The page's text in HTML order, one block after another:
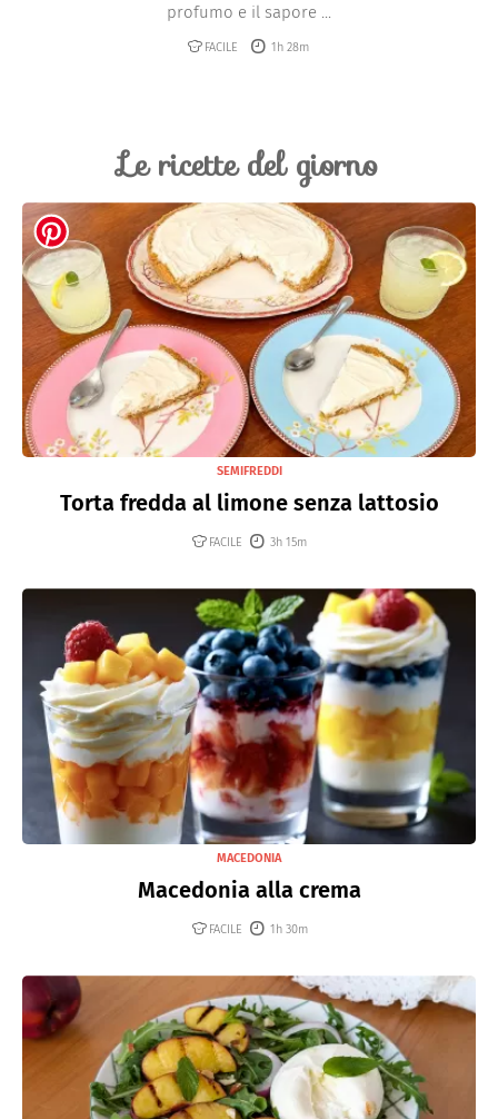
profumo e il sapore ...
FACILE 1h 28m
Le ricette del giorno
SEMIFREDDI
Torta fredda al limone senza lattosio
FACILE 3h 15m
MACEDONIA
Macedonia alla crema
FACILE 1h 30m